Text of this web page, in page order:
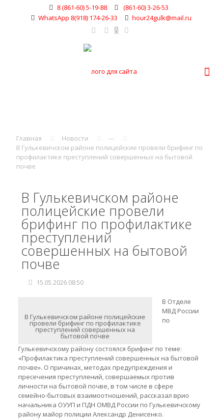
8 (861-60) 5-19-88
(861-60) 3-26-53
WhatsApp 8(918) 174-26-33
hour24gulk@mail.ru
Главная Новости
---
В Гулькевичском районе полицейские провели брифинг по
профилактике преступлений совершенных на бытовой
почве
В Гулькевичском районе
полицейские провели
брифинг по профилактике
преступлений
совершенных на бытовой
почве
15.05.2026 08:50
В Гулькевичском районе полицейские
провели брифинг по профилактике
преступлений совершенных на
бытовой почве
В Отделе
МВД России
по
Гулькевичскому району состоялся брифинг по теме:
«Профилактика преступлений совершенных на бытовой
почве». О причинах, методах предупреждения и
пресечения преступлений, совершаемых против
личности на бытовой почве, в том числе в сфере
семейно-бытовых взаимоотношений, рассказал врио
начальника ОУУП и ПДН ОМВД России по Гулькевичскому
району майор полиции Александр Денисенко.